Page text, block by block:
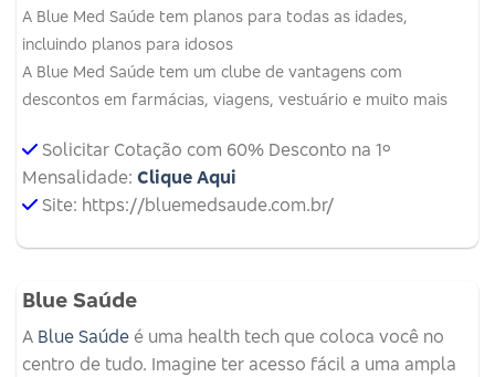
A Blue Med Saúde tem planos para todas as idades,
incluindo planos para idosos
A Blue Med Saúde tem um clube de vantagens com
descontos em farmácias, viagens, vestuário e muito mais
Solicitar Cotação com 60% Desconto na 1º
Mensalidade: Clique Aqui
Site: https://bluemedsaude.com.br/
Blue Saúde
A Blue Saúde é uma health tech que coloca você no
centro de tudo. Imagine ter acesso fácil a uma ampla